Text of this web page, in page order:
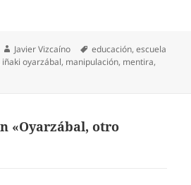
Autor
Javier Vizcaíno Etiquetas
educación,escuela
iñaki oyarzábal, manipulación, mentira,
«Oyarzábal, otro